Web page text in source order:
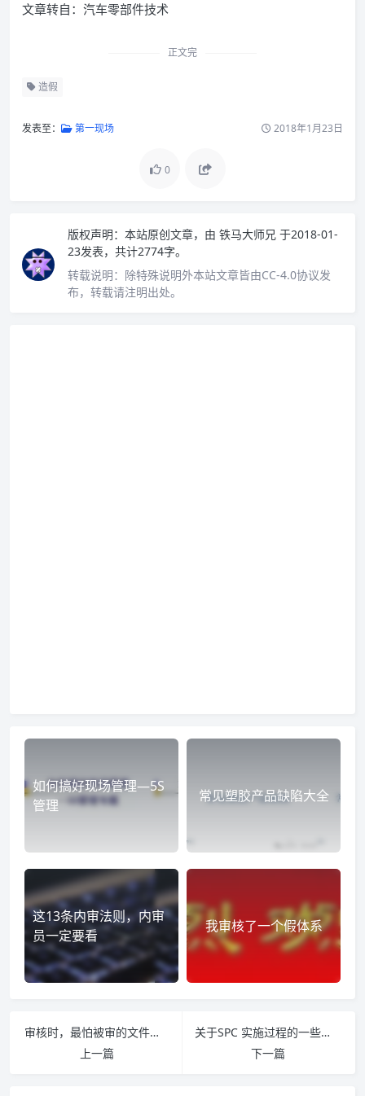
文章转自：汽车零部件技术
正文完
造假
发表至： 第一现场 2018年1月23日
0
版权声明： 本站原创文章，由 铁马大师兄 于2018-01-
23发表，共计2774字。
转载说明： 除特殊说明外本站文章皆由CC-4.0协议发
布，转载请注明出处。
如何搞好现场管理—5S
管理
常见塑胶产品缺陷大全
这13条内审法则，内审
员一定要看
我审核了一个假体系
审核时，最怕被审的文件有哪些
上一篇
关于SPC 实施过程的一些思考
下一篇